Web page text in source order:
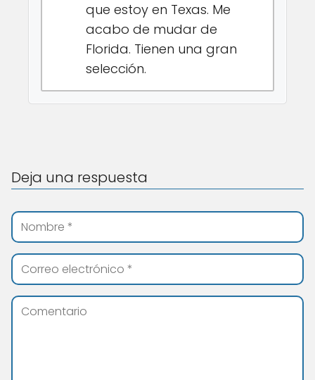
que estoy en Texas. Me
acabo de mudar de
Florida. Tienen una gran
selección.
Deja una respuesta